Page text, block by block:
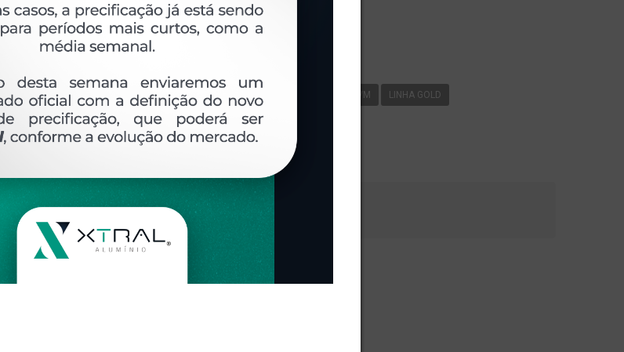
Etiquetas: 661- PESO LINEAR - 0 549 KG/M LG-063 549KG/M LINHA GOLD
DESCRIÇÃO COMENTÁRIOS (0)
m.